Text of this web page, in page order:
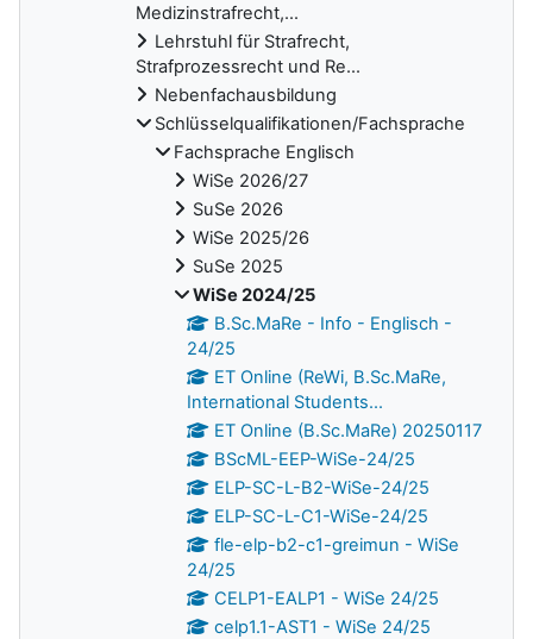
Medizinstrafrecht,...
Lehrstuhl für Strafrecht,
Strafprozessrecht und Re...
Nebenfachausbildung
Schlüsselqualifikationen/Fachsprache
Fachsprache Englisch
WiSe 2026/27
SuSe 2026
WiSe 2025/26
SuSe 2025
WiSe 2024/25
B.Sc.MaRe - Info - Englisch -
24/25
ET Online (ReWi, B.Sc.MaRe,
International Students...
ET Online (B.Sc.MaRe) 20250117
BScML-EEP-WiSe-24/25
ELP-SC-L-B2-WiSe-24/25
ELP-SC-L-C1-WiSe-24/25
fle-elp-b2-c1-greimun - WiSe
24/25
CELP1-EALP1 - WiSe 24/25
celp1.1-AST1 - WiSe 24/25